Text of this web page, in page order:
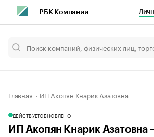
РБК Компании
Главная ИП Акопян Кнарик Азатовна
ДЕЙСТВУЕТОБНОВЛЕНО
ИП Акопян Кнарик